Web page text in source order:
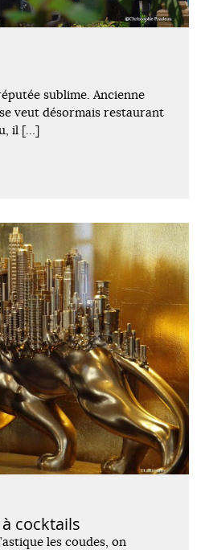
sublime. Ancienne
veut désormais restaurant
il […]
cocktails
les coudes, on